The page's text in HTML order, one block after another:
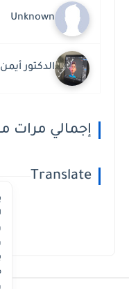
Unknown
الدكتور أيمن
إجمالي مرات
Translate